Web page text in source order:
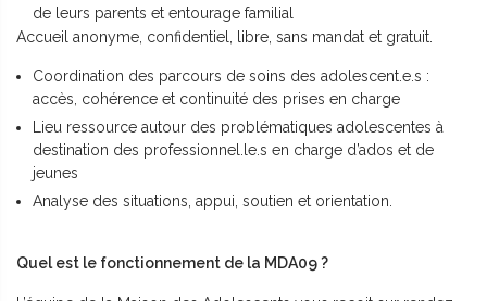
de leurs parents et entourage familial
Accueil anonyme, confidentiel, libre, sans mandat et gratuit.
Coordination des parcours de soins des adolescent.e.s :
accès, cohérence et continuité des prises en charge
Lieu ressource autour des problématiques adolescentes à
destination des professionnel.le.s en charge d’ados et de
jeunes
Analyse des situations, appui, soutien et orientation.
Quel est le fonctionnement de la MDA09 ?